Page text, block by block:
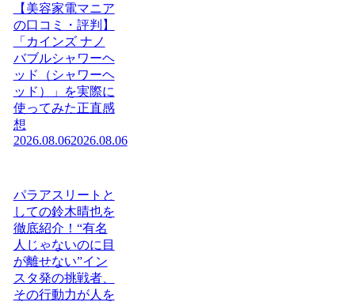
【美容家電マニア
の口コミ・評判】
「カインズ ナノ
バブルシャワーヘ
ッド（シャワーヘ
ッド）」を実際に
使ってみた正直感
想
2026.08.062026.08.06
パラアスリートと
しての鈴木晴也を
徹底紹介！“有名
人じゃないのに目
が離せない”イン
スタ発の挑戦者、
その行動力が人を